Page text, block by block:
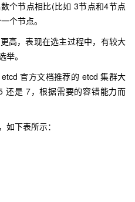
个节点相比(比如 3节点和4节点
个节点。
高，表现在选主过程中，有较大
。
官方文档推荐的 etcd 集群大
还是 7，根据需要的容错能力而
下表所示：